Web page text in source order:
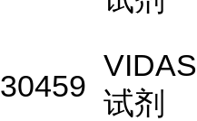
30459
VIDAS
试剂